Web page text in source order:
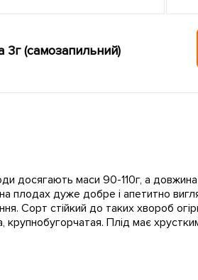
3г (самозапильний)
досягають маси 90-110г, а довжина
плодах дуже добре і апетитно
Сорт стійкий до таких хвороб
Плід має